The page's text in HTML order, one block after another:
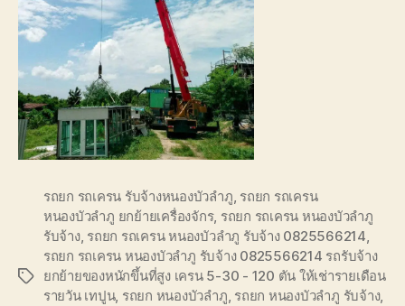
Tags
รถยก รถเครน รับจ้างหนองบัวลำภู, รถยก รถเครน
หนองบัวลำภู ยกย้ายเครื่องจักร, รถยก รถเครน หนองบัวลำภู
รับจ้าง, รถยก รถเครน หนองบัวลำภู รับจ้าง 0825566214,
รถยก รถเครน หนองบัวลำภู รับจ้าง 0825566214 รถรับจ้าง
ยกย้ายของหนักขึ้นที่สูง เครน 5-30 - 120 ตัน ให้เช่ารายเดือน
รายวัน เทปูน, รถยก หนองบัวลำภู, รถยก หนองบัวลำภู รับจ้าง,